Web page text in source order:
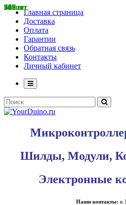
Главная страница
Доставка
Оплата
Гарантии
Обратная связь
Контакты
Личный кабинет
Шилды, Модули,
Электронные
Наши контакты: г.
415 шт
57 шт
267 шт
799 шт
282 шт
56 шт
338 шт
34 шт
519 шт
18 шт
36 шт
145 шт
911 шт
19 шт
50 шт